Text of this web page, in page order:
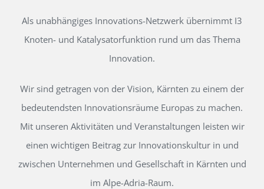
Als unabhängiges Innovations-Netzwerk übernimmt I3
Knoten- und Katalysatorfunktion rund um das Thema
Innovation.
Wir sind getragen von der Vision, Kärnten zu einem der
bedeutendsten Innovationsräume Europas zu machen.
Mit unseren Aktivitäten und Veranstaltungen leisten wir
einen wichtigen Beitrag zur Innovationskultur in und
zwischen Unternehmen und Gesellschaft in Kärnten und
im Alpe-Adria-Raum.